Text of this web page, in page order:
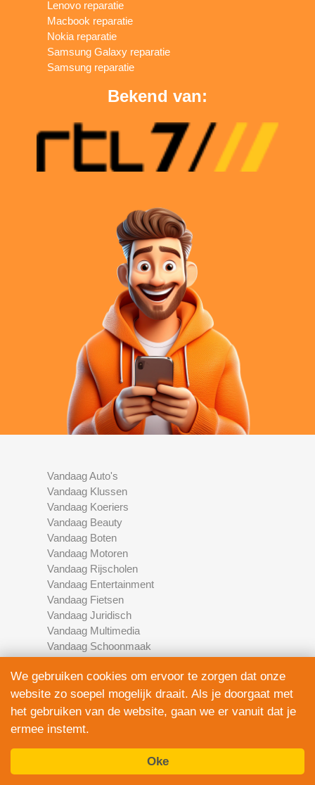
Lenovo reparatie
Macbook reparatie
Nokia reparatie
Samsung Galaxy reparatie
Samsung reparatie
Bekend van:
Vandaag Auto's
Vandaag Klussen
Vandaag Koeriers
Vandaag Beauty
Vandaag Boten
Vandaag Motoren
Vandaag Rijscholen
Vandaag Entertainment
Vandaag Fietsen
Vandaag Juridisch
Vandaag Multimedia
Vandaag Schoonmaak
Vandaag Elektronica
Vandaag Financieel
Vandaag Development
Vandaag Marketing
We gebruiken cookies om ervoor te zorgen dat onze
website zo soepel mogelijk draait. Als je doorgaat met
het gebruiken van de website, gaan we er vanuit dat je
ermee instemt.
Oke